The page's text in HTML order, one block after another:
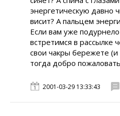
энергетическую давно
висит? А пальцем
Если вам уже
встретимся в рассылке
свои чакры бережете
тогда добро пожаловать
2001-03-29 13:33:43